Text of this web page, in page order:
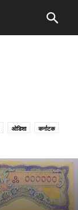
ओडिशा कर्नाटक
बिहार मध्य प्रदेश
हिमाचल प्रदेश